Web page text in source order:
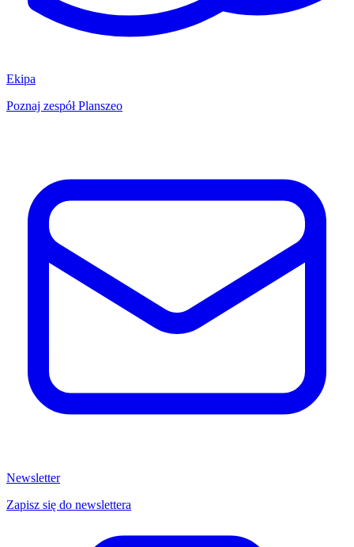
Ekipa
Poznaj zespół Planszeo
Newsletter
Zapisz się do newslettera